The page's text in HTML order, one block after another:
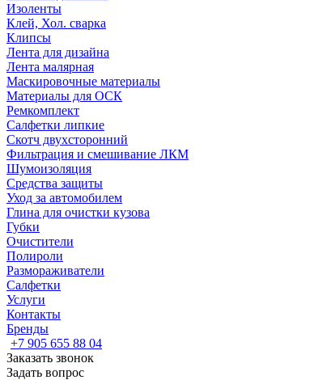
Изоленты
Клей, Хол. сварка
Клипсы
Лента для дизайна
Лента малярная
Маскировочные материалы
Материалы для ОСК
Ремкомплект
Салфетки липкие
Скотч двухсторонний
Фильтрация и смешивание ЛКМ
Шумоизоляция
Средства защиты
Уход за автомобилем
Глина для очистки кузова
Губки
Очистители
Полироли
Размораживатели
Салфетки
Услуги
Контакты
Бренды
+7 905 655 88 04
Заказать звонок
Задать вопрос